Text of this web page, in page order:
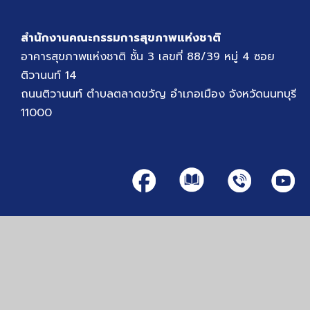
สำนักงานคณะกรรมการสุขภาพแห่งชาติ
อาคารสุขภาพแห่งชาติ ชั้น 3 เลขที่ 88/39 หมู่ 4 ซอย
ติวานนท์ 14
ถนนติวานนท์ ตำบลตลาดขวัญ อำเภอเมือง จังหวัดนนทบุรี
11000